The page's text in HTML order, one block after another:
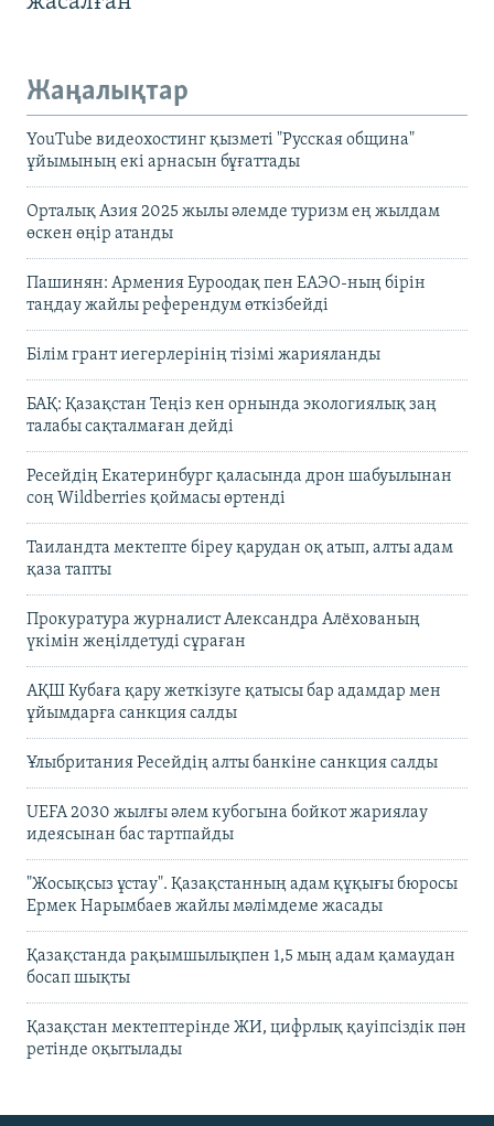
Жаңалықтар
YouTube видеохостинг қызметі "Русская община"
ұйымының екі арнасын бұғаттады
Орталық Азия 2025 жылы әлемде туризм ең жылдам
өскен өңір атанды
Пашинян: Армения Еуроодақ пен ЕАЭО-ның бірін
таңдау жайлы референдум өткізбейді
Білім грант иегерлерінің тізімі жарияланды
БАҚ: Қазақстан Теңіз кен орнында экологиялық заң
талабы сақталмаған дейді
Ресейдің Екатеринбург қаласында дрон шабуылынан
соң Wildberries қоймасы өртенді
Таиландта мектепте біреу қарудан оқ атып, алты адам
қаза тапты
Прокуратура журналист Александра Алёхованың
үкімін жеңілдетуді сұраған
АҚШ Кубаға қару жеткізуге қатысы бар адамдар мен
ұйымдарға санкция салды
Ұлыбритания Ресейдің алты банкіне санкция салды
UEFA 2030 жылғы әлем кубогына бойкот жариялау
идеясынан бас тартпайды
"Жосықсыз ұстау". Қазақстанның адам құқығы бюросы
Ермек Нарымбаев жайлы мәлімдеме жасады
Қазақстанда рақымшылықпен 1,5 мың адам қамаудан
босап шықты
Қазақстан мектептерінде ЖИ, цифрлық қауіпсіздік пән
ретінде оқытылады